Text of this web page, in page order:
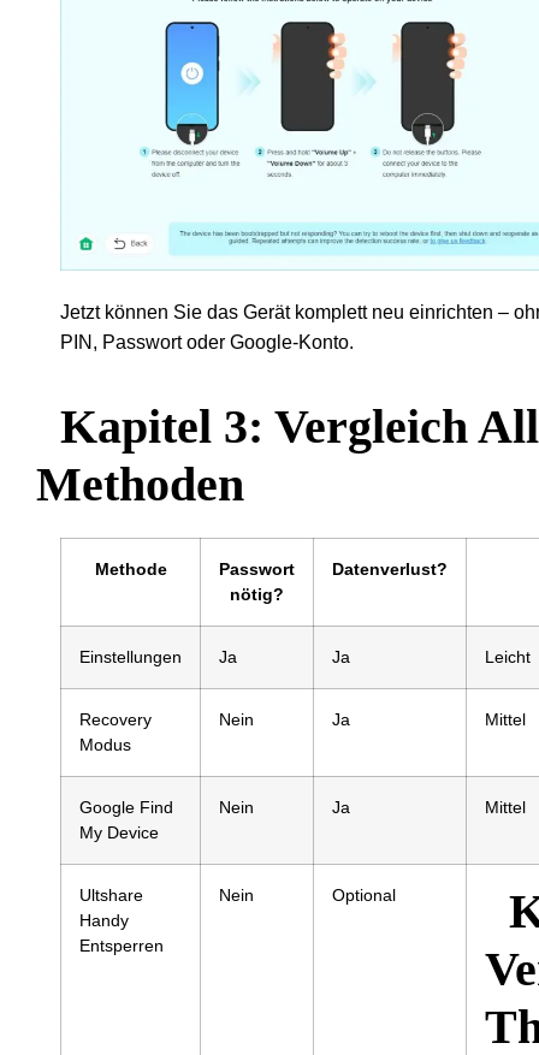
Jetzt können Sie das Gerät komplett neu einrichten –
PIN, Passwort oder Google-Konto.
Kapitel 3: Vergleich
Methoden
Methode
Passwort
nötig?
Datenverlust?
Einstellungen Ja Ja Leicht
Recovery
Modus
Nein Ja Mittel
Google Find
My Device
Nein Ja Mittel
Ultshare
Handy
Entsperren
Nein Optional